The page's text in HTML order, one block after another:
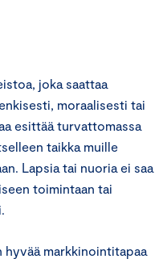
joka saattaa
moraalisesti tai
esittää turvattomassa
taikka muille
Lapsia tai nuoria ei saa
toimintaan tai
markkinointitapaa